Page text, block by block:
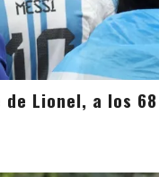
Lionel, a los 68